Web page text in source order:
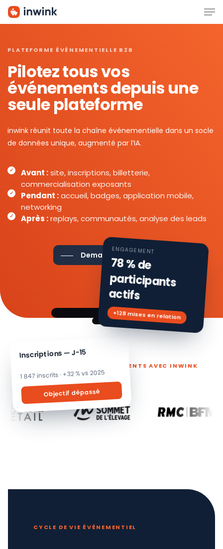
Skip
PLATEFORME ÉVÉNEMENTIELLE B2B
Pilotez tous vos
événements depuis une
seule plateforme
inwink réunit toute la chaîne événementielle dans un socle
de données unique, augmenté par l’IA.
Avant :site, inscriptions, billetterie,
commercialisation exposants
Pendant :accueil, badges, application mobile,
networking
Après :replays, communautés, analyse des leads
Demander une démo
Inscriptions — J-15
1 847 inscrits · +32 % vs 2025
Objectif dépassé
ENGAGEMENT
78 % de
participants
actifs
+128 mises en relation
ILS PILOTENT LEURS ÉVÉNEMENTS AVEC INWINK
CYCLE DE VIE ÉVÉNEMENTIEL